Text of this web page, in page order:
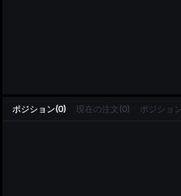
ポジション(0) 現在の注文(0) ポジショ